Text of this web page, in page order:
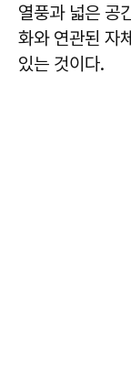
열풍과 넓은 공
화와 연관된 자
있는 것이다.